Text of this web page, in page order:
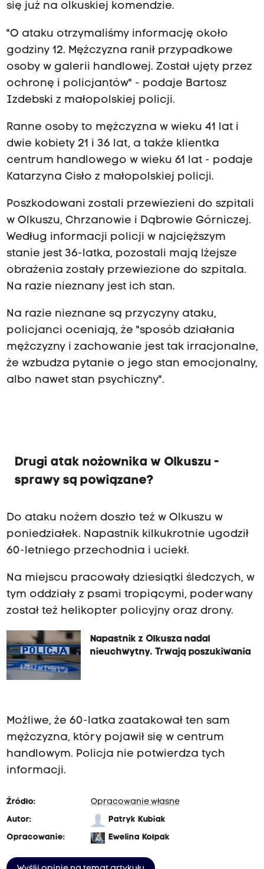
się już na olkuskiej komendzie.
"O ataku otrzymaliśmy informację około
godziny 12. Mężczyzna ranił przypadkowe
osoby w galerii handlowej. Został ujęty przez
ochronę i policjantów" - podaje Bartosz
Izdebski z małopolskiej policji.
Ranne osoby to mężczyzna w wieku 41 lat i
dwie kobiety 21 i 36 lat, a także klientka
centrum handlowego w wieku 61 lat - podaje
Katarzyna Cisło z małopolskiej policji.
Poszkodowani zostali przewiezieni do szpitali
w Olkuszu, Chrzanowie i Dąbrowie Górniczej.
Według informacji policji w najcięższym
stanie jest 36-latka, pozostali mają lżejsze
obrażenia zostały przewiezione do szpitala.
Na razie nieznany jest ich stan.
Na razie nieznane są przyczyny ataku,
policjanci oceniają, że "sposób działania
mężczyzny i zachowanie jest tak irracjonalne,
że wzbudza pytanie o jego stan emocjonalny,
albo nawet stan psychiczny".
Drugi atak nożownika w Olkuszu -
sprawy są powiązane?
Do ataku nożem doszło też w Olkuszu w
poniedziałek. Napastnik kilkukrotnie ugodził
60-letniego przechodnia i uciekł.
Na miejscu pracowały dziesiątki śledczych, w
tym oddziały z psami tropiącymi, poderwany
został też helikopter policyjny oraz drony.
Napastnik z Olkusza nadal
nieuchwytny. Trwają poszukiwania
Możliwe, że 60-latka zaatakował ten sam
mężczyzna, który pojawił się w centrum
handlowym. Policja nie potwierdza tych
informacji.
Źródło:
Opracowanie własne
Autor:
Patryk Kubiak
Opracowanie:
Ewelina Kołpak